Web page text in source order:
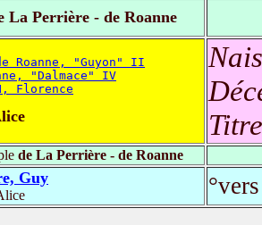
La Perrière - de Roanne
Roanne, "Guyon" II
"Dalmace" IV
Florence
de La Perrière - de Roanne
Guy